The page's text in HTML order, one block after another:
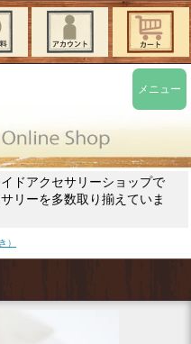
ドアクセサリーショップで
リーを多数取り揃えていま
）
メニュー